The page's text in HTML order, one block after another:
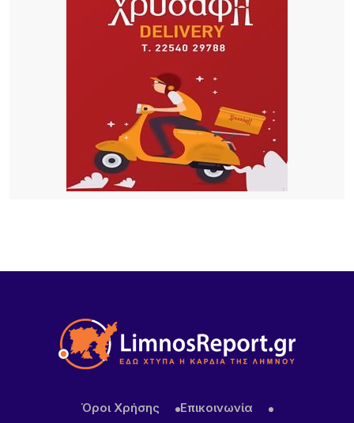
Παρουσίαση της νέας εφαρμογής MYAGRO για
τους αγρότες από τον Πρωθυπουργό – «Η χώρα
δεν μπορεί να είναι αιχμάλωτη των κυκλωμάτων»
Κατασχέθηκαν προϊόντα χωρίς παραστατικά στο
λιμάνι της Μύρινας
14 ΏΡΕΣ ΠΡΙΝ
Προσωρινή διακοπή κυκλοφορίας στον Παλαιό
Λιμένα Μύρινας λόγω εργασιών επισκευής αγωγού
της στις διεθνείς αγορές
Όροι Χρήσης Επικοινωνία